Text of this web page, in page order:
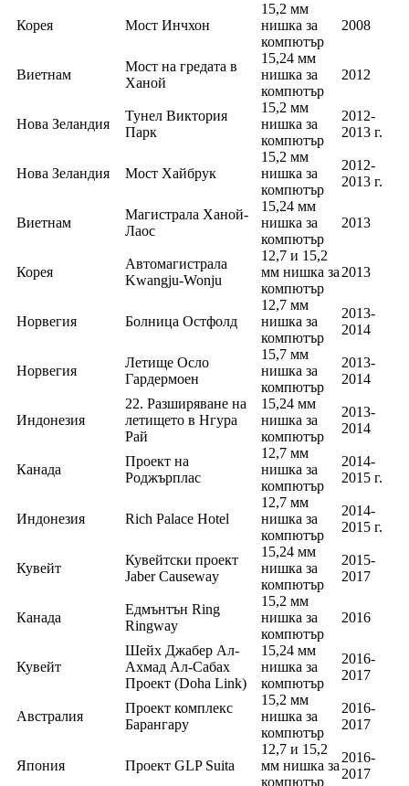
Корея Мост Инчхон
15,2 мм
нишка за
компютър
2008
Виетнам
Мост на гредата в
Ханой
15,24 мм
нишка за
компютър
2012
Нова Зеландия
Тунел Виктория
Парк
15,2 мм
нишка за
компютър
2012-
2013 г.
Нова Зеландия Мост Хайбрук
15,2 мм
нишка за
компютър
2012-
2013 г.
Виетнам
Магистрала Ханой-
Лаос
15,24 мм
нишка за
компютър
2013
Корея
Автомагистрала
Kwangju-Wonju
12,7 и 15,2
мм нишка за
компютър
2013
Норвегия Болница Остфолд
12,7 мм
нишка за
компютър
2013-
2014
Норвегия
Летище Осло
Гардермоен
15,7 мм
нишка за
компютър
2013-
2014
Индонезия
22. Разширяване на
летището в Нгура
Рай
15,24 мм
нишка за
компютър
2013-
2014
Канада
Проект на
Роджърплас
12,7 мм
нишка за
компютър
2014-
2015 г.
Индонезия Rich Palace Hotel
12,7 мм
нишка за
компютър
2014-
2015 г.
Кувейт
Кувейтски проект
Jaber Causeway
15,24 мм
нишка за
компютър
2015-
2017
Канада
Едмънтън Ring
Ringway
15,2 мм
нишка за
компютър
2016
Кувейт
Шейх Джабер Ал-
Ахмад Ал-Сабах
Проект (Doha Link)
15,24 мм
нишка за
компютър
2016-
2017
Австралия
Проект комплекс
Барангару
15,2 мм
нишка за
компютър
2016-
2017
Япония Проект GLP Suita
12,7 и 15,2
мм нишка за
компютър
2016-
2017